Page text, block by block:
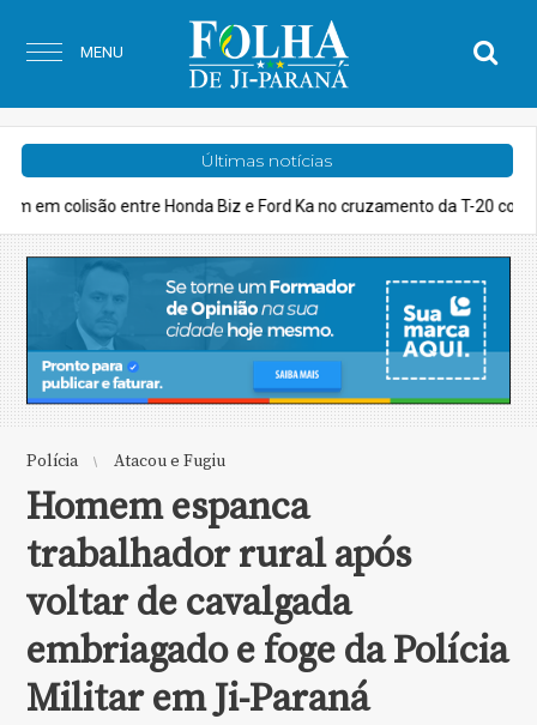
MENU
Últimas notícias
da T-20 com a R. Teresina Polícia Vídeo: PRF
Polícia Atacou e Fugiu
Homem espanca
trabalhador rural após
voltar de cavalgada
embriagado e foge da Polícia
Militar em Ji-Paraná